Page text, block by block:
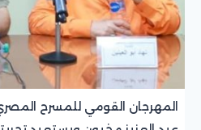
المهرجان القومي للمسرح